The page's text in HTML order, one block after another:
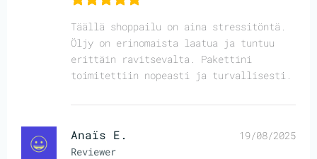
Täällä shoppailu on aina stressitöntä.
Öljy on erinomaista laatua ja tuntuu
erittäin ravitsevalta. Pakettini
toimitettiin nopeasti ja turvallisesti.
Anaïs E.
Reviewer
19/08/2025